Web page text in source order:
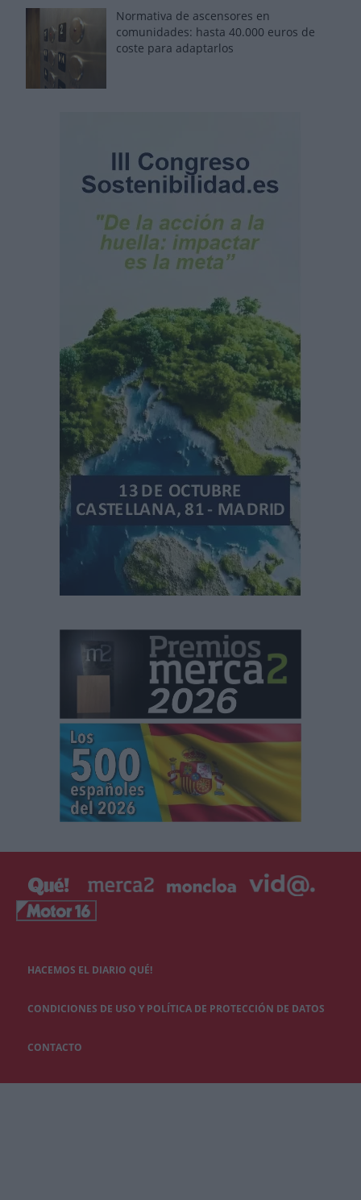
Normativa de ascensores en
comunidades: hasta 40.000 euros de
coste para adaptarlos
HACEMOS EL DIARIO QUÉ!
CONDICIONES DE USO Y POLÍTICA DE PROTECCIÓN DE DATOS
CONTACTO